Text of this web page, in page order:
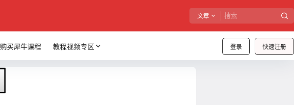
文章
登录 快速注册
购买犀牛课程 教程视频专区